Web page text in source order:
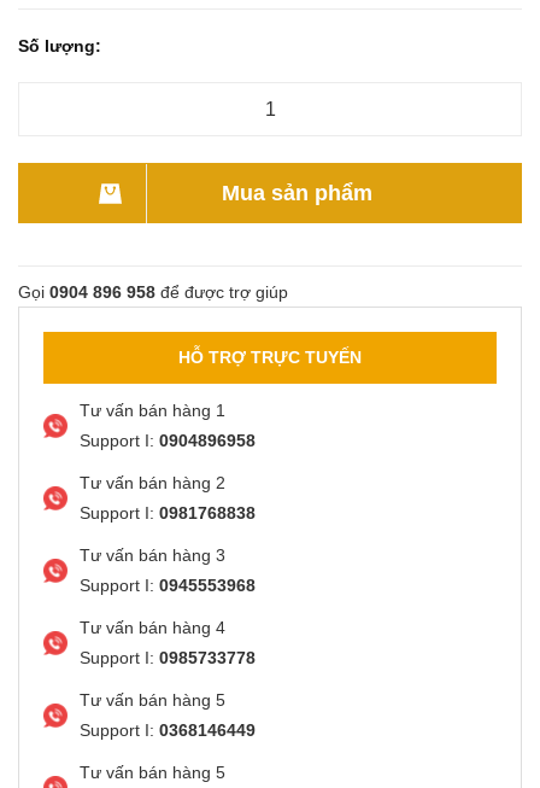
Số lượng:
Mua sản phẩm
Gọi 0904 896 958 để được trợ giúp
HỖ TRỢ TRỰC TUYẾN
Tư vấn bán hàng 1
Support I: 0904896958
Tư vấn bán hàng 2
Support I: 0981768838
Tư vấn bán hàng 3
Support I: 0945553968
Tư vấn bán hàng 4
Support I: 0985733778
Tư vấn bán hàng 5
Support I: 0368146449
Tư vấn bán hàng 5